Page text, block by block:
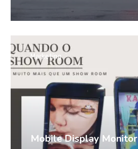
Mobile Display Monitor
Marketing